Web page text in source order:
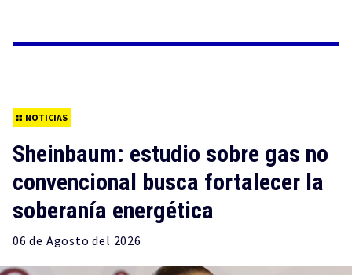
NOTICIAS
Sheinbaum: estudio sobre gas no
convencional busca fortalecer la
soberanía energética
06 de Agosto del 2026